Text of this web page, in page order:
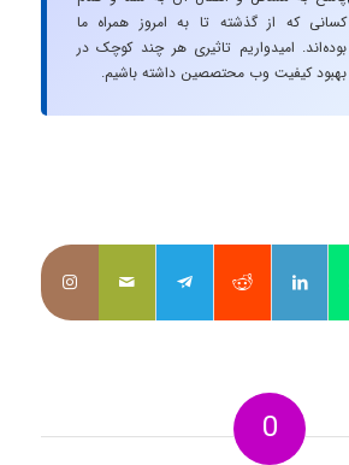
کسانی که از گذشته تا به امروز همراه ما
بوده‌اند. امیدواریم تاثیری هر چند کوچک در
بهبود کیفیت وب محتصصین داشته باشیم.
0